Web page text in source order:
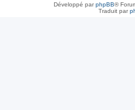
Développé parphpBB®
Traduit par